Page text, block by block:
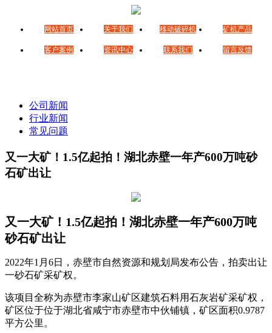
网站首页 关于我们 移动破碎机 矿机产品
客户案例 资讯中心 联系我们 留言反馈
公司新闻
行业新闻
常见问题
又一大矿！1.5亿起拍！湖北赤壁一年产600万吨砂
石矿出让
又一大矿！1.5亿起拍！湖北赤壁一年产600万吨
砂石矿出让
2022年1月6日，赤壁市自然资源和规划局发布公告，拍卖出让
一砂石矿采矿权。
该项目全称为赤壁市李家山矿区建筑石料用石灰岩矿采矿权，
矿区位于位于湖北省咸宁市赤壁市中伙铺镇，矿区面积0.9787
平方公里。